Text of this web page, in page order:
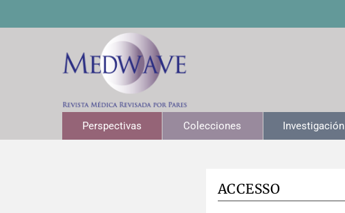
Perspectivas Colecciones Investigación
ACCESSO